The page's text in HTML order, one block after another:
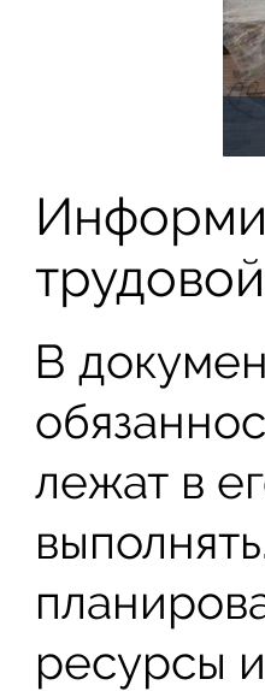
В
лежат в
ресурсы